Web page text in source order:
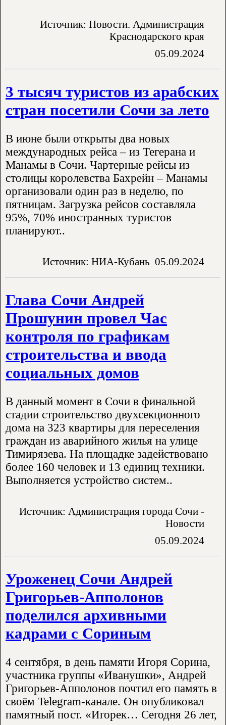
Источник: Новости. Администрация
Краснодарского края
05.09.2024
3 тысяч туристов из арабских
стран посетили Сочи за лето
В июне были открыты два новых
международных рейса – из Тегерана и
Манамы в Сочи. Чартерные рейсы из
столицы королевства Бахрейн – Манамы
организовали один раз в неделю, по
пятницам. Загрузка рейсов составляла
95%, 70% иностранных туристов
планируют..
Источник: НИА-Кубань 05.09.2024
Глава Сочи Андрей
Прошунин провел Час
контроля по графикам
строительства и ввода
социальных домов
В данный момент в Сочи в финальной
стадии строительство двухсекционного
дома на 323 квартиры для переселения
граждан из аварийного жилья на улице
Тимирязева. На площадке задействовано
более 160 человек и 13 единиц техники.
Выполняется устройство систем..
Источник: Администрация города Сочи -
Новости
05.09.2024
Уроженец Сочи Андрей
Григорьев-Апполонов
поделился архивными
кадрами с Сориным
4 сентября, в день памяти Игоря Сорина,
участника группы «Иванушки», Андрей
Григорьев-Апполонов почтил его память в
своём Telegram-канале. Он опубликовал
памятный пост. «Игорек… Сегодня 26 лет,